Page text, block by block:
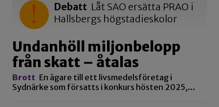
Debatt Låt SAO ersätta PRAO i
Hallsbergs högstadieskolor
Undanhöll miljonbelopp
från skatt – åtalas
Brott En ägare till ett livsmedelsföretag i
Sydnärke som försatts i konkurs hösten 2025,…